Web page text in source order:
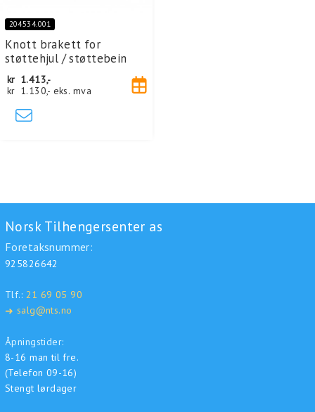
204534.001
Knott brakett for
støttehjul / støttebein
kr 1.413,-
kr 1.130,- eks. mva
Norsk Tilhengersenter as
Foretaksnummer:
925826642
Tlf.: 21 69 05 90
➜ salg@nts.no
Åpningstider:
8-16 man til fre.
(Telefon 09-16)
Stengt lørdager